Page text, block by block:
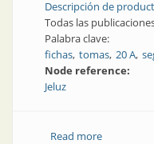
Descripción de
Todas las
Palabra clave:
fichas tomas 20 A
Node reference:
Jeluz
Read moreabout